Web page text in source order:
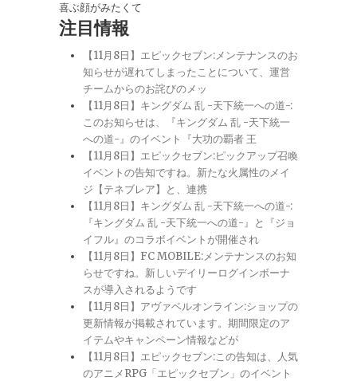
喜ぶ顔がみたくて
注目情報
【11月8日】エピックセブン:メンテナンスのお
知らせが遅れてしまったことについて、運営
チームからのお詫びのメッ
【11月8日】キングダム 乱 -天下統一への道-:
このお知らせは、『キングダム 乱 -天下統一
への道-』のイベント『大功の覇者 王
【11月8日】エピックセブン:ピックアップ召喚
イベントの告知ですね。新たな火属性のメイ
ジ【テネブレア】と、連携
【11月8日】キングダム 乱 -天下統一への道-:
『キングダム 乱 -天下統一への道-』と『ジョ
イフル』のコラボイベントが開催され
【11月8日】FC MOBILE:メンテナンスのお知
らせですね。新しいデイリーログインボーナ
スが導入されるようです
【11月8日】アヴァベルオンライン:ショップの
更新情報が掲載されています。期間限定のア
イテムやキャンペーン情報などが
【11月8日】エピックセブン:この告知は、人気
のアニメRPG「エピックセブン」のイベント